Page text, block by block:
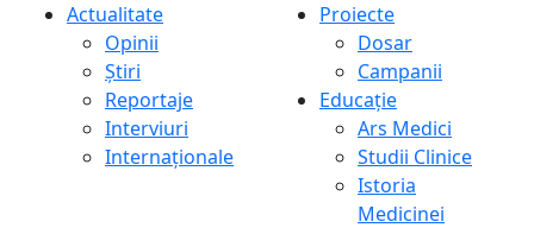
Actualitate
Opinii
Știri
Reportaje
Interviuri
Internaționale
Proiecte
Dosar
Campanii
Educație
Ars Medici
Studii Clinice
Istoria
Medicinei